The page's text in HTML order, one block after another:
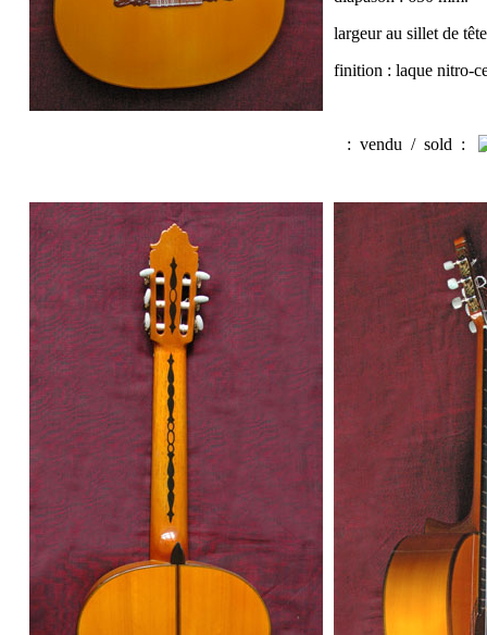
largeur au sillet de
finition : laque nitro-
: vendu / sold :